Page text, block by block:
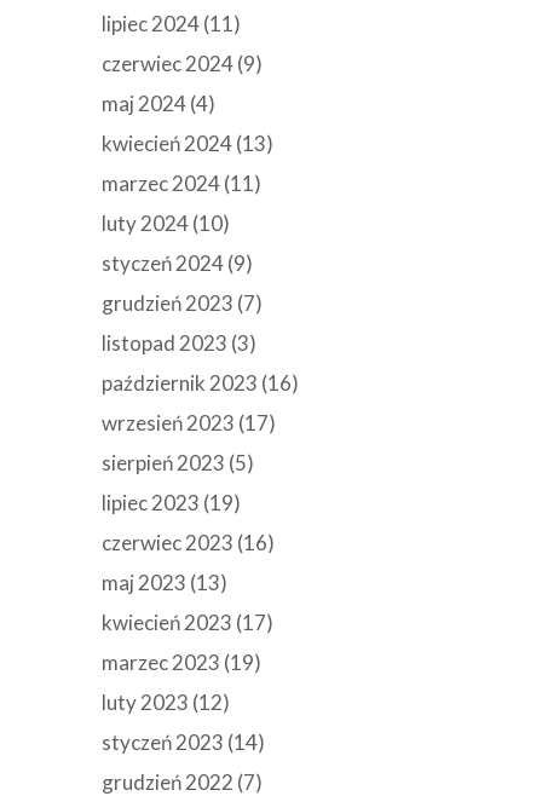
lipiec 2024(11)
czerwiec 2024(9)
maj 2024(4)
kwiecień 2024(13)
marzec 2024(11)
luty 2024(10)
styczeń 2024(9)
grudzień 2023 (7)
listopad 2023 (3)
październik 2023 (16)
wrzesień 2023 (17)
sierpień 2023 (5)
lipiec 2023 (19)
czerwiec 2023 (16)
maj 2023 (13)
kwiecień 2023 (17)
marzec 2023 (19)
luty 2023 (12)
styczeń 2023 (14)
grudzień 2022 (7)